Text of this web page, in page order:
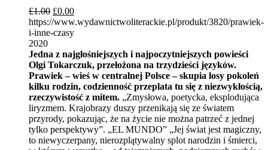
£1.00 £0.00
https://www.wydawnictwoliterackie.pl/produkt/3820/prawiek-
i-inne-czasy
2020
Jedna z najgłośniejszych i najpoczytniejszych powieści
Olgi Tokarczuk, przełożona na trzydzieści języków.
Prawiek – wieś w centralnej Polsce – skupia losy pokoleń
kilku rodzin, codzienność przeplata tu się z niezwykłością,
rzeczywistość z mitem. „Zmysłowa, poetycka, eksplodująca
liryzmem. Krajobrazy duszy przenikają się ze światem
przyrody, pokazując, że na życie nie można patrzeć z jednej
tylko perspektywy”. „EL MUNDO” „Jej świat jest magiczny,
to niewyczerpany, nierozplątywalny splot narodzin i śmierci,